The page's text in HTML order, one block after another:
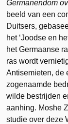
Germanendom
beeld van een
Duitsers,
het ‘Joodse en
het Germaanse
ras wordt
Antisemieten, de
zogenaamde
wilde bestrijden
aanhing. Moshe
studie over deze